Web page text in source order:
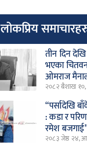
लोकप्रिय
तीन दिन
भएका
ओमराज
२०८२ बैशाख
“पर्सादेखि
: कडा र
रमेश
२०८३ जेष्ठ २४,